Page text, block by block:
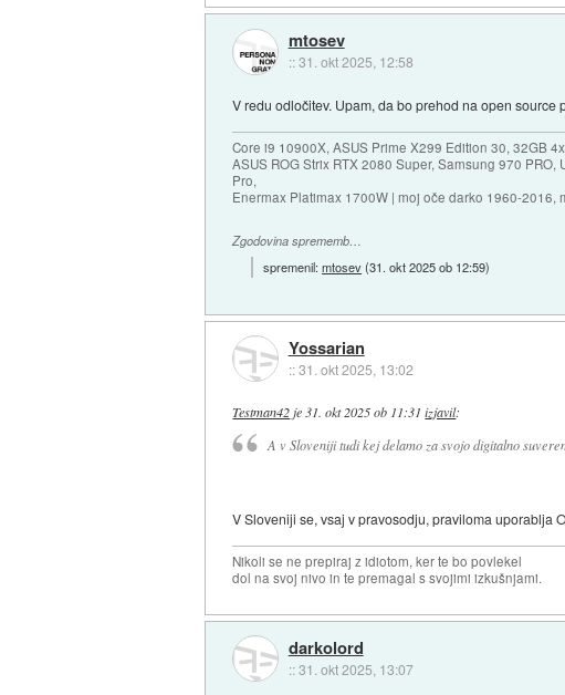
mtosev
::31. okt 2025, 12:58
V redu odločitev. Upam, da bo prehod na open source
Core i9 10900X, ASUS Prime X299 Edition 30, 32GB
ASUS ROG Strix RTX 2080 Super, Samsung 970 PRO,
Pro,
Enermax Platimax 1700W | moj oče darko 1960-2016,
Zgodovina sprememb…
spremenil:mtosev(31. okt 2025 ob 12:59)
Yossarian
::31. okt 2025, 13:02
Testman42 je 31. okt 2025 ob 11:31 izjavil:
A v Sloveniji tudi kej delamo za svojo digitalno
V Sloveniji se, vsaj v pravosodju, praviloma uporablja
Nikoli se ne prepiraj z idiotom, ker te bo povlekel
dol na svoj nivo in te premagal s svojimi izkušnjami.
darkolord
::31. okt 2025, 13:07